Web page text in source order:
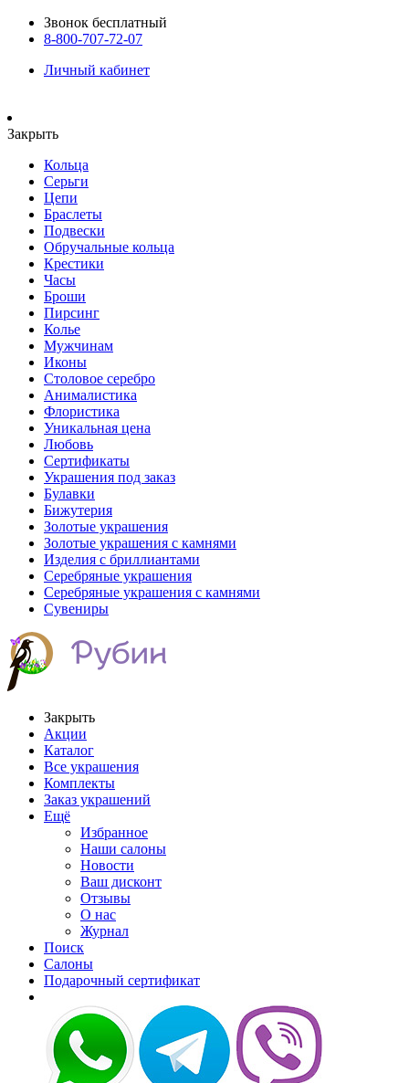
Звонок бесплатный
8-800-707-72-07
Личный кабинет
Закрыть
Кольца
Серьги
Цепи
Браслеты
Подвески
Обручальные кольца
Крестики
Часы
Броши
Пирсинг
Колье
Мужчинам
Иконы
Столовое серебро
Анималистика
Флористика
Уникальная цена
Любовь
Сертификаты
Украшения под заказ
Булавки
Бижутерия
Золотые украшения
Золотые украшения с камнями
Изделия с бриллиантами
Серебряные украшения
Серебряные украшения с камнями
Сувениры
Закрыть
Акции
Каталог
Все украшения
Комплекты
Заказ украшений
Ещё
Избранное
Наши салоны
Новости
Ваш дисконт
Отзывы
О нас
Журнал
Поиск
Салоны
Подарочный сертификат